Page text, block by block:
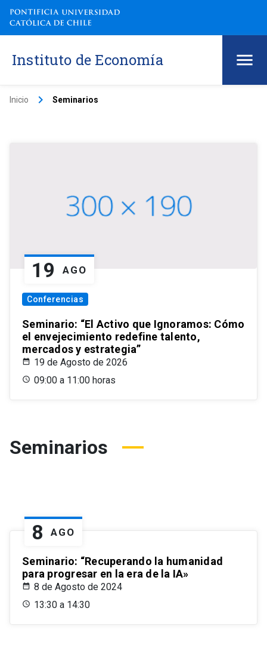
Instituto de Economía
Inicio keyboard_arrow_right Seminarios
19 AGO
Conferencias
Seminario: “El Activo que Ignoramos: Cómo
el envejecimiento redefine talento,
mercados y estrategia”
19 de Agosto de 2026
09:00 a 11:00 horas
Seminarios
8 AGO
Seminario: “Recuperando la humanidad
para progresar en la era de la IA»
8 de Agosto de 2024
13:30 a 14:30